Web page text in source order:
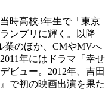
時高校3年生で「東京
ンプリに輝く。以降
業のほか、CMやMVへ
年にはドラマ「幸せ
ビュー。2012年、吉田
で初の映画出演を果た